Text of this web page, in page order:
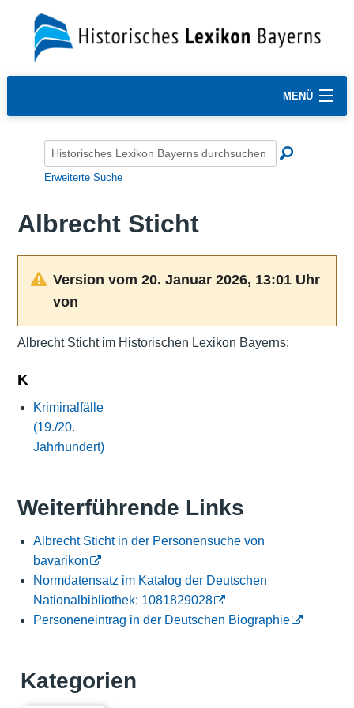
MENÜ
Erweiterte Suche
Albrecht Sticht
Version vom 20. Januar 2026, 13:01 Uhr
von
Albrecht Sticht im Historischen Lexikon Bayerns:
K
Kriminalfälle
(19./20.
Jahrhundert)
Weiterführende Links
Albrecht Sticht in der Personensuche von
bavarikon
Normdatensatz im Katalog der Deutschen
Nationalbibliothek: 1081829028
Personeneintrag in der Deutschen Biographie
Kategorien